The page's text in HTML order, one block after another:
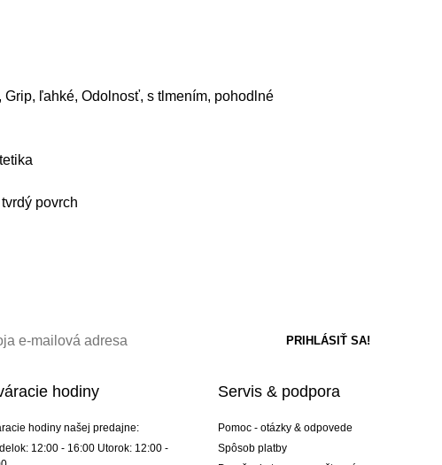
ľahké, Odolnosť, s tlmením, pohodlné
povrch
hodiny
hodiny našej predajne:
12:00 - 16:00 Utorok: 12:00 -
Servis & podpora
Pomoc - otázky & odpovede
Spôsob platby